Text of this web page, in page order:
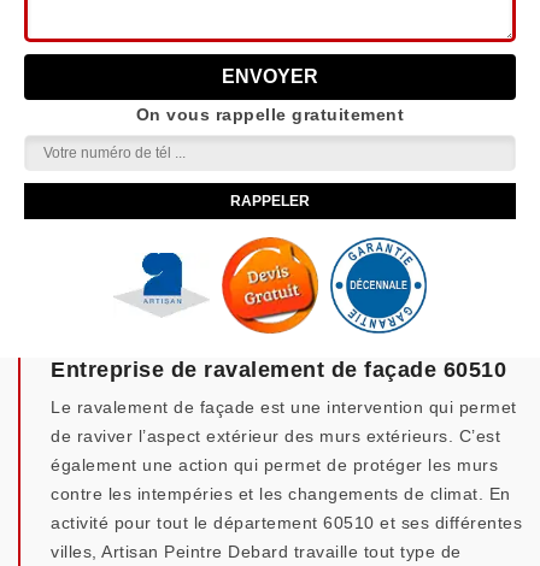
On vous rappelle gratuitement
Entreprise de ravalement de façade 60510
Le ravalement de façade est une intervention qui permet
de raviver l’aspect extérieur des murs extérieurs. C’est
également une action qui permet de protéger les murs
contre les intempéries et les changements de climat. En
activité pour tout le département 60510 et ses différentes
villes, Artisan Peintre Debard travaille tout type de